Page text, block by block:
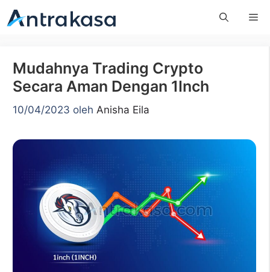
Langsung
ke
Mudahnya Trading Crypto
Secara Aman Dengan 1Inch
10/04/2023 oleh Anisha Eila